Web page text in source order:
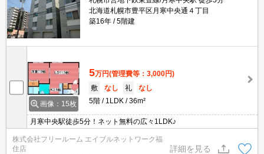
北海道札幌市豊平区月寒中央通４丁目
築16年
5階建
画像：15枚
5万円(管理費等：3,000円)
敷
なし 礼
なし
5階
1LDK 36m²
月寒中央駅徒歩5分！ネット無料の広々1LDK♪
株式会社フリールーム エイブルネットワーク福
住店
詳細を見る